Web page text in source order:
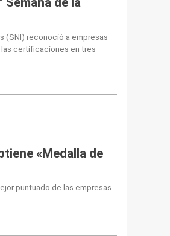
(SNI) reconoció a empresas
certificaciones en tres
«Medalla de
puntuado de las empresas